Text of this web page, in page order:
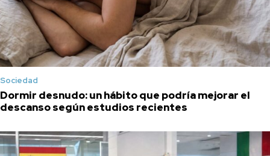
Sociedad
Dormir desnudo: un hábito que podría mejorar el
descanso según estudios recientes